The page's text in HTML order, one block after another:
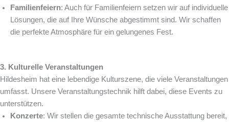
Familienfeiern: Auch für Familienfeiern setzen wir auf individuelle
Lösungen, die auf Ihre Wünsche abgestimmt sind. Wir schaffen
die perfekte Atmosphäre für ein gelungenes Fest.
3. Kulturelle Veranstaltungen
Hildesheim hat eine lebendige Kulturszene, die viele Veranstaltungen
umfasst. Unsere Veranstaltungstechnik hilft dabei, diese Events zu
unterstützen.
Konzerte: Wir stellen die gesamte technische Ausstattung bereit,